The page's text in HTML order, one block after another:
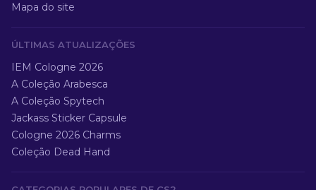
Mapa do site
ÚLTIMAS ATUALIZAÇÕES
IEM Cologne 2026
A Coleção Arabesca
A Coleção Spytech
Jackass Sticker Capsule
Cologne 2026 Charms
Coleção Dead Hand